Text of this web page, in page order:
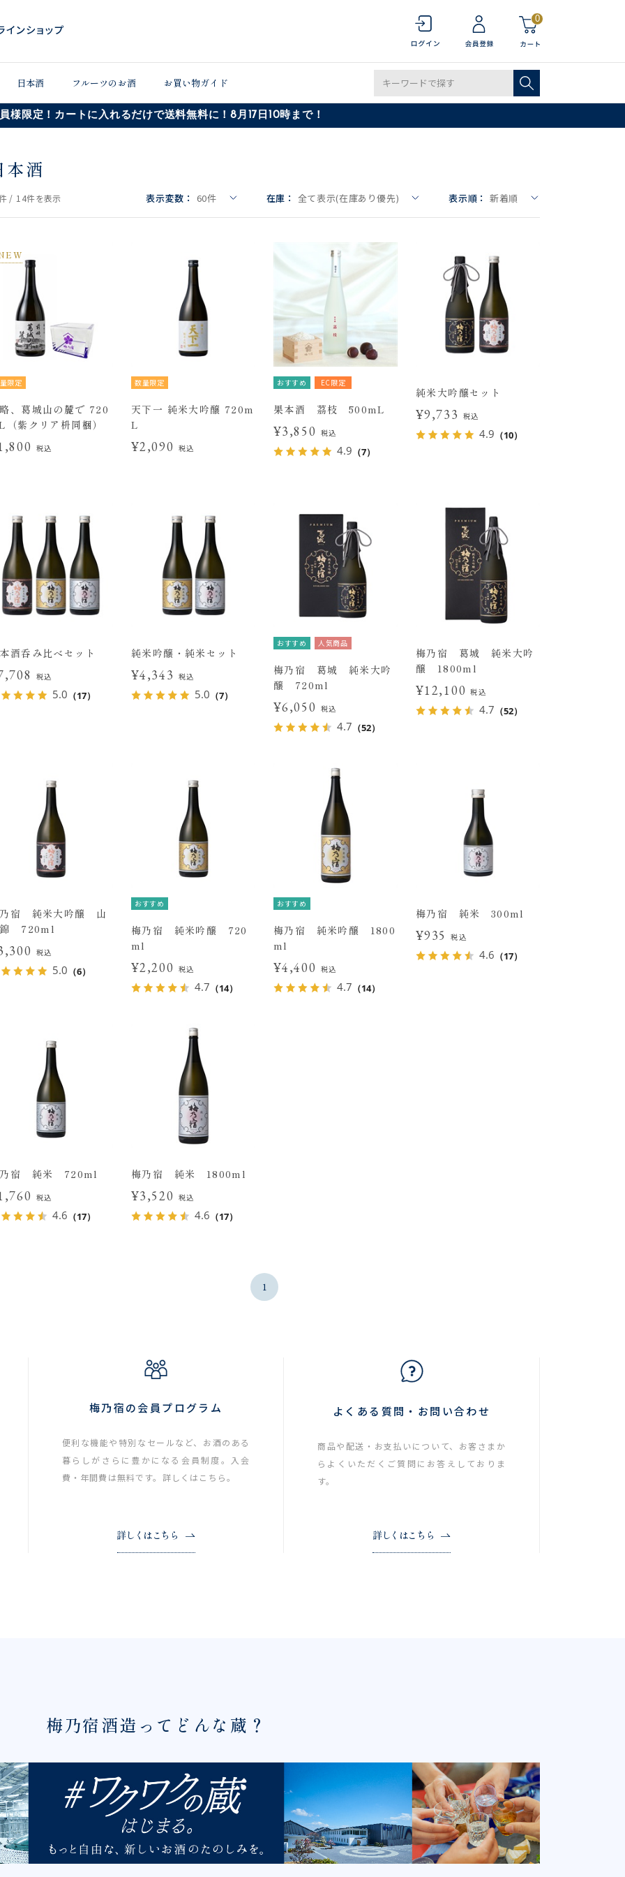
0
日本酒 フルーツのお酒 お買い物ガイド
様限定！カートに入れるだけで送料無料に！8月17日10時まで！
本酒
/ 14件を表示 表示変数： 60件 在庫： 全て表示(在庫あり優先) 表示順： 新着順
限定
、葛城山の麓で 720
（紫クリア枡同梱）
税込
数量限定
天下一 純米大吟醸 720m
L
¥2,090 税込
おすすめ EC限定
果本酒 茘枝 500mL
¥3,850 税込
4.9 （7）
純米大吟醸セット
¥9,733 税込
4.9 （10）
酒呑み比べセット
税込
5.0 （17）
純米吟醸・純米セット
¥4,343 税込
5.0 （7）
おすすめ 人気商品
梅乃宿 葛城 純米大吟
醸 720ml
¥6,050 税込
4.7 （52）
梅乃宿 葛城 純米大吟
醸 1800ml
¥12,100税込
4.7 （52）
宿 純米大吟醸 山
720ml
税込
5.0 （6）
おすすめ
梅乃宿 純米吟醸 720
ml
¥2,200 税込
4.7 （14）
おすすめ
梅乃宿 純米吟醸 1800
ml
¥4,400 税込
4.7 （14）
梅乃宿 純米 300ml
¥935 税込
4.6 （17）
乃宿 純米 720ml
税込
4.6 （17）
梅乃宿 純米 1800ml
¥3,520 税込
4.6 （17）
1
梅乃宿の会員プログラム
便利な機能や特別なセールなど、お酒のある
暮らしがさらに豊かになる会員制度。入会
費・年間費は無料です。詳しくはこちら。
詳しくはこちら
よくある質問・お問い合わせ
商品や配送・お支払いについて、お客さまか
らよくいただくご質問にお答えしておりま
す。
詳しくはこちら
梅乃宿酒造ってどんな蔵？